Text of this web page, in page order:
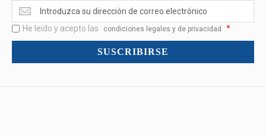
Ofertas
<br>Novedades
y
mucho
He leido y acepto las condiciones legales y de privacidad *
SUSCRIBIRSE